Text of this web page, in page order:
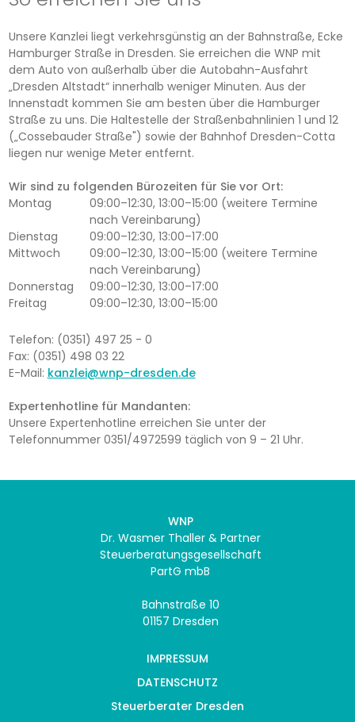
Unsere Kanzlei liegt verkehrsgünstig an der Bahnstraße, Ecke
Hamburger Straße in Dresden. Sie erreichen die WNP mit
dem Auto von außerhalb über die Autobahn-Ausfahrt
„Dresden Altstadt“ innerhalb weniger Minuten. Aus der
Innenstadt kommen Sie am besten über die Hamburger
Straße zu uns. Die Haltestelle der Straßenbahnlinien 1 und 12
(„Cossebauder Straße") sowie der Bahnhof Dresden-Cotta
liegen nur wenige Meter entfernt.
Wir sind zu folgenden Bürozeiten für Sie vor Ort:
Montag
09:00–12:30, 13:00–15:00 (weitere Termine
nach Vereinbarung)
Dienstag
09:00–12:30, 13:00–17:00
Mittwoch
09:00–12:30, 13:00–15:00 (weitere Termine
nach Vereinbarung)
Donnerstag
09:00–12:30, 13:00–17:00
Freitag
09:00–12:30, 13:00–15:00
Telefon: (0351) 497 25 - 0
Fax: (0351) 498 03 22
E-Mail: kanzlei@wnp-dresden.de
Expertenhotline für Mandanten:
Unsere Expertenhotline erreichen Sie unter der
Telefonnummer 0351/4972599 täglich von 9 – 21 Uhr.
WNP
Dr. Wasmer Thaller & Partner
Steuerberatungsgesellschaft
PartG mbB
Bahnstraße 10
01157 Dresden
IMPRESSUM
DATENSCHUTZ
Steuerberater Dresden